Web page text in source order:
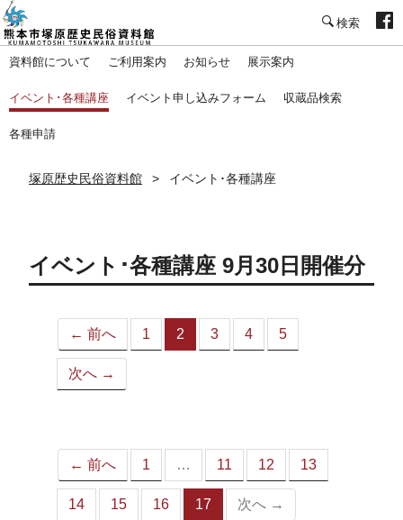
資料館について ご利用案内 お知らせ 展示案内
イベント･各種講座 イベント申し込みフォーム 収蔵品検索
各種申請
塚原歴史民俗資料館 イベント･各種講座
イベント･各種講座 9月30日開催分
← 前へ 1 2
（こ
3 4 5
次へ →
← 前へ 1 … 11 12 13
14 15 16 17
（こ
次へ →